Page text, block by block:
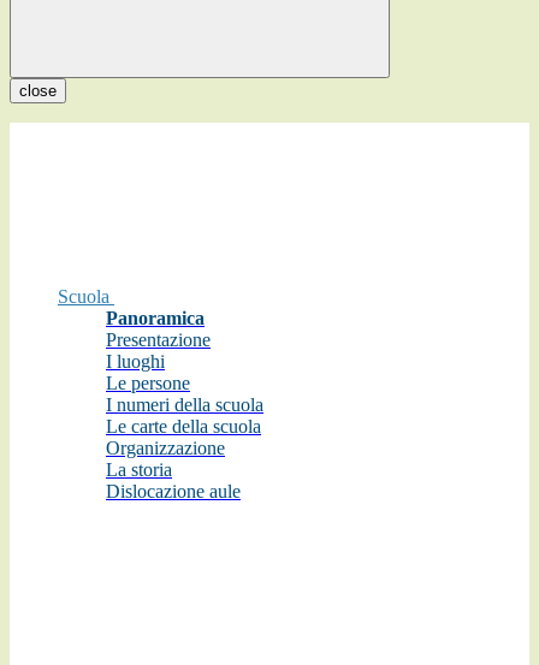
close
Scuola
Panoramica
Presentazione
I luoghi
Le persone
I numeri della scuola
Le carte della scuola
Organizzazione
La storia
Dislocazione aule